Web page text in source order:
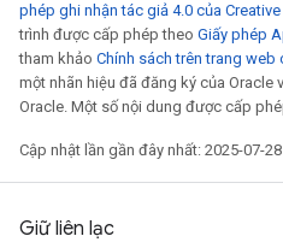
phép ghi nhận tác giả 4.0 của
trình được cấp phép theo Giấy phép
tham khảo Chính sách trên trang
một nhãn hiệu đã đăng ký của Oracle
Oracle. Một số nội dung được cấp
Cập nhật lần gần đây nhất: 2025-07-28
Giữ liên lạc